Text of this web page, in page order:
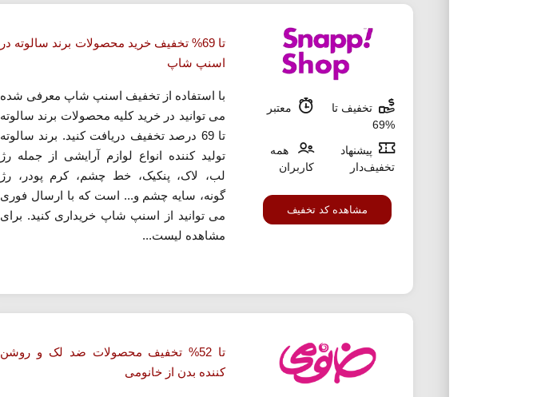
تخفیف تا
%69
معتبر
پیشنهاد
تخفیف‌دار
همه
کاربران
مشاهده کد تخفیف
تا 69% تخفیف خرید محصولات برند سالوته در
اسنپ شاپ
با استفاده از تخفیف اسنپ شاپ معرفی شده
می توانید در خرید کلیه محصولات برند سالوته
تا 69 درصد تخفیف دریافت کنید. برند سالوته
تولید کننده انواع لوازم آرایشی از جمله رژ
لب، لاک، پنکیک، خط چشم، کرم پودر، رژ
گونه، سایه چشم و... است که با ارسال فوری
می توانید از اسنپ شاپ خریداری کنید. برای
مشاهده لیست...
تا 52% تخفیف محصولات ضد لک و روشن
کننده بدن از خانومی